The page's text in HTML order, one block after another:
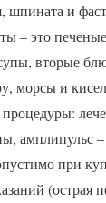
шпината и
– это
вторые
морсы и
амплипульс –
при
(острая